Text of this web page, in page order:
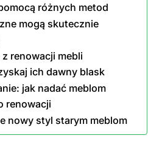
różnych metod
mogą skutecznie
z renowacji mebli
ich dawny blask
jak nadać meblom
renowacji
nowy styl starym meblom